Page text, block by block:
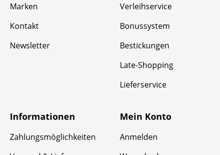
Marken
Kontakt
Newsletter
Verleihservice
Bonussystem
Bestickungen
Late-Shopping
Lieferservice
Informationen
Zahlungsmöglichkeiten
Mein Konto
Anmelden